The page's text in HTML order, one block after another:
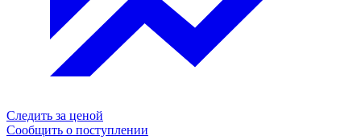
Следить за ценой
Сообщить о поступлении